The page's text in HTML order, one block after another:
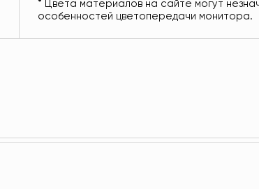
* Цвета материалов на сайте могут
особенностей цветопередачи монитора.